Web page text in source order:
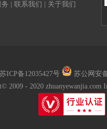
务 联系我们
关于我们
ICP备12035427号
苏公网安
2009 - 2020 zhuanyewanjia.com